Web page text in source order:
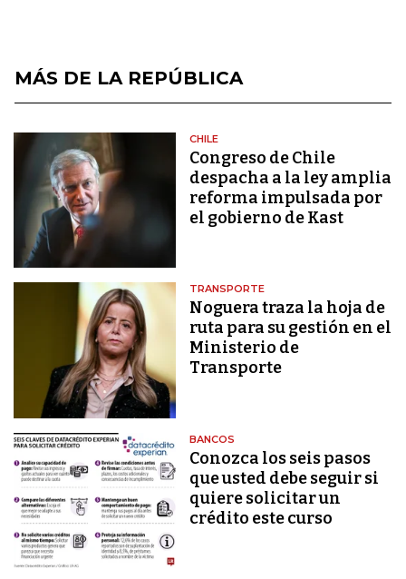
MÁS DE LA REPÚBLICA
CHILE
Congreso de Chile
despacha a la ley amplia
reforma impulsada por
el gobierno de Kast
TRANSPORTE
Noguera traza la hoja de
ruta para su gestión en el
Ministerio de
Transporte
BANCOS
Conozca los seis pasos
que usted debe seguir si
quiere solicitar un
crédito este curso